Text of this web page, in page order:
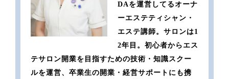
DAを運営してるオーナ
ーエステティシャン・
エステ講師。サロンは1
2年目。初心者からエス
テサロン開業を目指すための技術・知識スクー
ルを運営、卒業生の開業・経営サポートにも携